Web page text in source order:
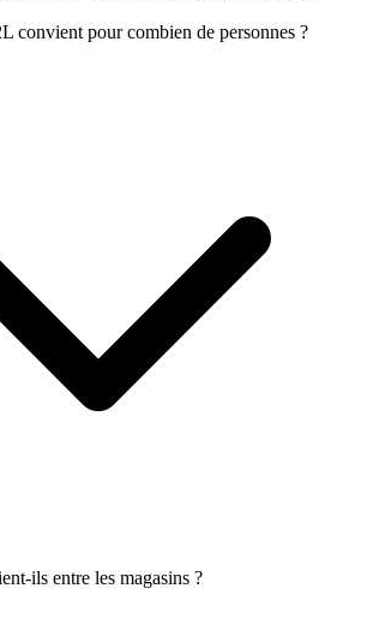
convient pour combien de personnes ?
ils entre les magasins ?